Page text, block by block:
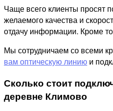
Чаще всего клиенты просят
желаемого качества и
отдачу информации. Кроме
Мы сотрудничаем со всеми
вам оптическую линию и
Сколько стоит
деревне Климово